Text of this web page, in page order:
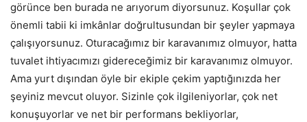
görünce ben burada ne arıyorum diyorsunuz. Koşullar çok
önemli tabii ki imkânlar doğrultusundan bir şeyler yapmaya
çalışıyorsunuz. Oturacağımız bir karavanımız olmuyor, hatta
tuvalet ihtiyacımızı gidereceğimiz bir karavanımız olmuyor.
Ama yurt dışından öyle bir ekiple çekim yaptığınızda her
şeyiniz mevcut oluyor. Sizinle çok ilgileniyorlar, çok net
konuşuyorlar ve net bir performans bekliyorlar,